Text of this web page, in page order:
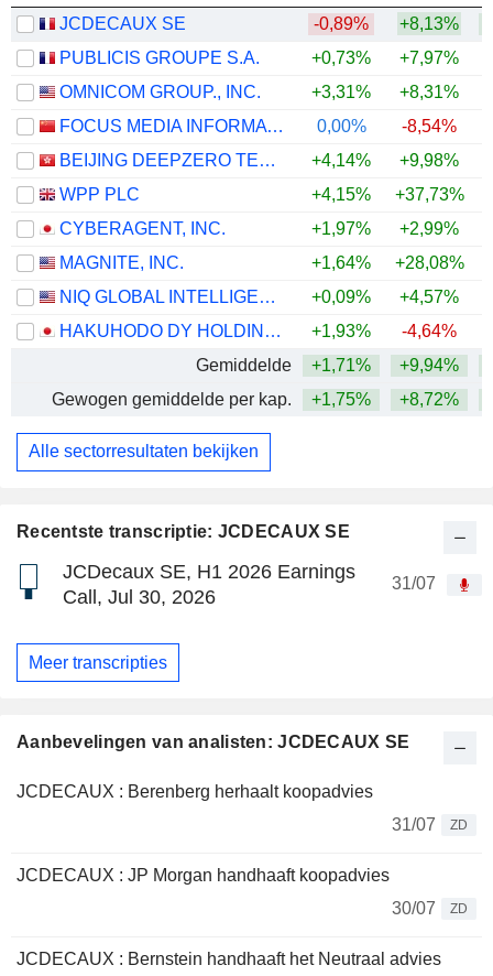
Recentste transcriptie: JCDECAUX SE
JCDecaux SE, H1 2026 Earnings
Call, Jul 30, 2026
31/07
Meer transcripties
Aanbevelingen van analisten: JCDECAUX SE
JCDECAUX : Berenberg herhaalt koopadvies
31/07
ZD
JCDECAUX : JP Morgan handhaaft koopadvies
30/07
ZD
JCDECAUX : Bernstein handhaaft het Neutraal advies
JCDECAUX SE -0,89% +8,13%
PUBLICIS GROUPE S.A.
+0,73% +7,97%
OMNICOM GROUP., INC.
+3,31% +8,31%
FOCUS MEDIA INFORMATION TECHNOLOGY CO., LTD.
0,00% -8,54%
BEIJING DEEPZERO TECHNOLOGY CO., LTD.
+4,14%
+9,98%
WPP PLC
+4,15% +37,73%
CYBERAGENT, INC.
+1,97% +2,99%
MAGNITE, INC.
+1,64% +28,08%
NIQ GLOBAL INTELLIGENCE PLC
+0,09% +4,57%
HAKUHODO DY HOLDINGS INC
+1,93% -4,64%
Gemiddelde
+1,71% +9,94%
Gewogen gemiddelde per kap.
+1,75% +8,72%
Alle sectorresultaten bekijken